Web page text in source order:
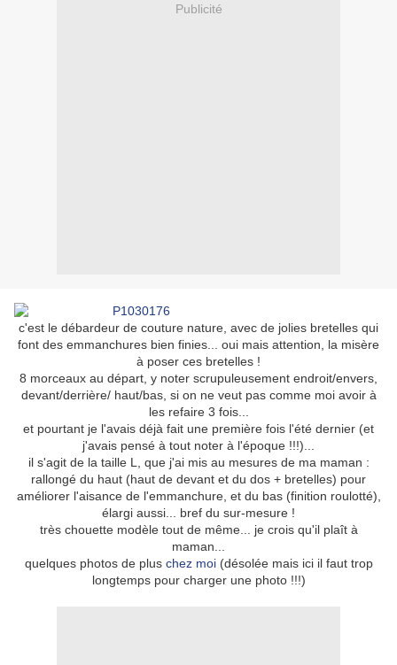
Publicité
c'est le débardeur de couture nature, avec de jolies bretelles qui
font des emmanchures bien finies... oui mais attention, la misère
à poser ces bretelles !
8 morceaux au départ, y noter scrupuleusement endroit/envers,
devant/derrière/ haut/bas, si on ne veut pas comme moi avoir à
les refaire 3 fois...
et pourtant je l'avais déjà fait une première fois l'été dernier (et
j'avais pensé à tout noter à l'époque !!!)...
il s'agit de la taille L, que j'ai mis au mesures de ma maman :
rallongé du haut (haut de devant et du dos + bretelles) pour
améliorer l'aisance de l'emmanchure, et du bas (finition roulotté),
élargi aussi... bref du sur-mesure !
très chouette modèle tout de même... je crois qu'il plaît à
maman...
quelques photos de plus chez moi(désolée mais ici il faut trop
longtemps pour charger une photo !!!)